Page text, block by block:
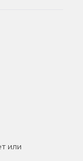
или